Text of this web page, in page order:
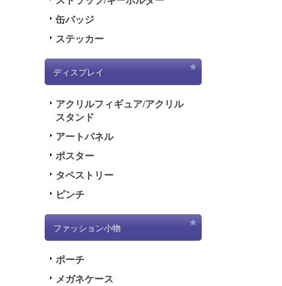
缶バッジ
ステッカー
ディスプレイ
アクリルフィギュア/アクリル
スタンド
アートパネル
ポスター
タペストリー
ピンチ
ファッション小物
ポーチ
メガネケース